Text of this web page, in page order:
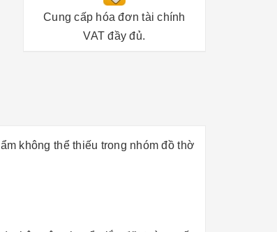
Cung cấp hóa đơn tài chính
VAT đầy đủ.
không thể thiếu trong nhóm đồ thờ